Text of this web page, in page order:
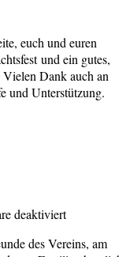
euch und euren
und ein gutes,
Vielen Dank auch an
und Unterstützung.
deaktiviertfür
Einladung
des Vereins, am